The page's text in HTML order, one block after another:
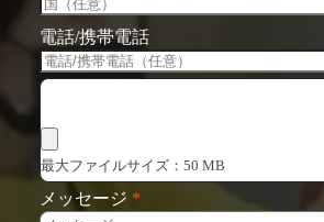
電話/携帯電話
最大ファイルサイズ：50 MB
メッセージ *